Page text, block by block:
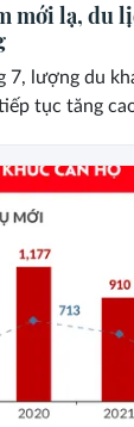
mới lạ, du
7, lượng du
tục tăng